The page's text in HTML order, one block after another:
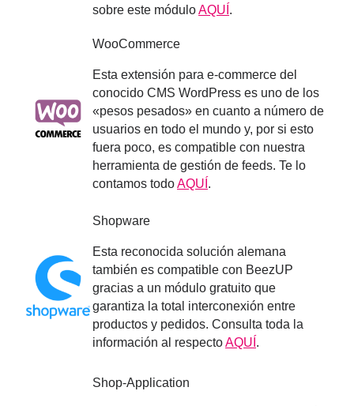
sobre este móduloAQUÍ .
WooCommerce
Esta extensión para e-commerce del
conocido CMS WordPress es uno de los
«pesos pesados» en cuanto a número de
usuarios en todo el mundo y, por si esto
fuera poco, es compatible con nuestra
herramienta de gestión de feeds. Te lo
contamos todoAQUÍ .
Shopware
Esta reconocida solución alemana
también es compatible con BeezUP
gracias a un módulo gratuito que
garantiza la total interconexión entre
productos y pedidos. Consulta toda la
información al respectoAQUÍ .
Shop-Application